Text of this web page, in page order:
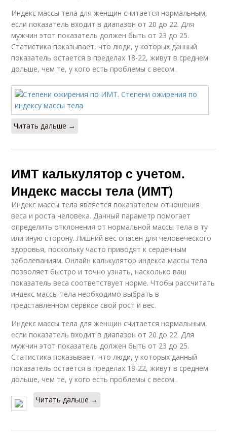
Индекс массы тела для женщин считается нормальным,
если показатель входит в диапазон от 20 до 22. Для
мужчин этот показатель должен быть от 23 до 25.
Статистика показывает, что люди, у которых данный
показатель остается в пределах 18-22, живут в среднем
дольше, чем те, у кого есть проблемы с весом.
Читать дальше →
ИМТ калькулятор с учетом.
Индекс массы тела (ИМТ)
Индекс массы тела является показателем отношения
веса и роста человека. Данный параметр помогает
определить отклонения от нормальной массы тела в ту
или иную сторону. Лишний вес опасен для человеческого
здоровья, поскольку часто приводят к сердечным
заболеваниям. Онлайн калькулятор индекса массы тела
позволяет быстро и точно узнать, насколько ваш
показатель веса соответствует норме. Чтобы рассчитать
индекс массы тела необходимо выбрать в
представленном сервисе свой рост и вес.
Индекс массы тела для женщин считается нормальным,
если показатель входит в диапазон от 20 до 22. Для
мужчин этот показатель должен быть от 23 до 25.
Статистика показывает, что люди, у которых данный
показатель остается в пределах 18-22, живут в среднем
дольше, чем те, у кого есть проблемы с весом.
Читать дальше →